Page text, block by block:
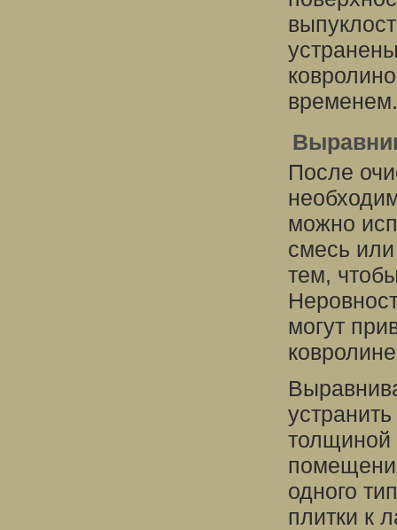
временем.
После
можно
смесь
тем,
могут
толщиной
одного
плитки к